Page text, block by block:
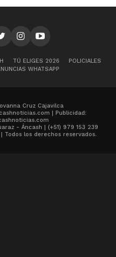
TÚ ELIGES 2026
POLICIALES
WHATSAPP
Cruz Cajavilca
| Publicidad:
- Áncash | (+51) 979 153 239
los derechos reservados.